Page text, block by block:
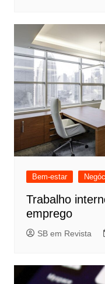
Bem-estar
Trabalho
emprego
SB em Revista